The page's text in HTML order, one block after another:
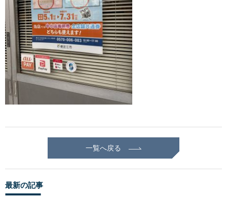
一覧へ戻る
最新の記事